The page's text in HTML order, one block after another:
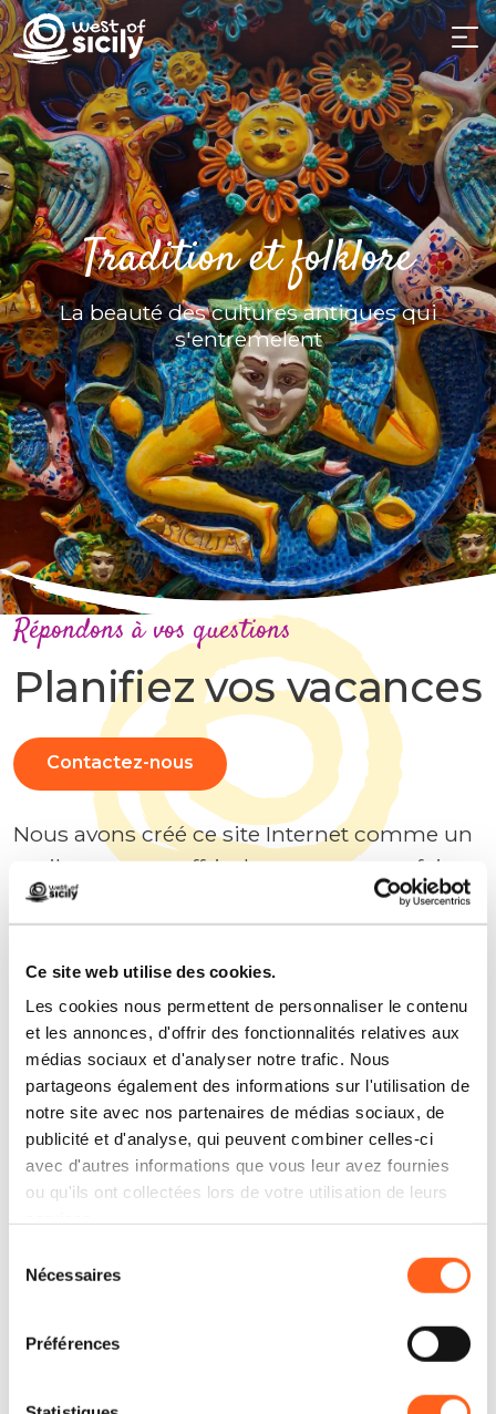
Ce site web utilise des cookies.
Les cookies nous permettent de personnaliser le contenu
et les annonces, d'offrir des fonctionnalités relatives aux
médias sociaux et d'analyser notre trafic. Nous
partageons également des informations sur l'utilisation de
notre site avec nos partenaires de médias sociaux, de
publicité et d'analyse, qui peuvent combiner celles-ci
avec d'autres informations que vous leur avez fournies
ou qu'ils ont collectées lors de votre utilisation de leurs
Nécessaires
Préférences
Tradition et folklore
La beauté des cultures antiques qui
s'entremelent
Répondons à vos questions
Planifiez vos vacances
Contactez-nous
Nous avons créé ce site Internet comme un
outil pour vous offrir des vacances parfaites
en Sicile, en vous fournissant toutes les
informations nécessaires. Si vous avez des
doutes, contactez-nous !
Où dormir Évènements